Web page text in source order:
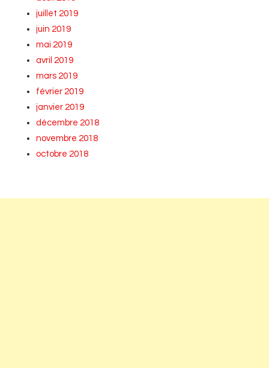
juillet 2019
juin 2019
mai 2019
avril 2019
mars 2019
février 2019
janvier 2019
décembre 2018
novembre 2018
octobre 2018